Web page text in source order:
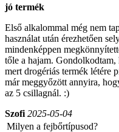
jó termék
Első alkalommal még nem
használat után érezhetően
mindenképpen
tőle a hajam.
mert drogériás termék létére
már meggyőzött annyira,
az 5 csillagnál. :)
Szofi 2025-05-04
Milyen a fejbőrtípusod?